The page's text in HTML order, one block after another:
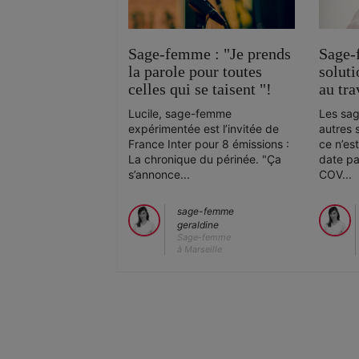
Sage-femme : "Je prends
la parole pour toutes
celles qui se taisent "!
Lucile, sage-femme
expérimentée est l’invitée de
France Inter pour 8 émissions :
La chronique du périnée. "Ça
s’annonce...
sage-femme
geraldine
Sage-femme
à Marseille
au
Les
autres
ce
date
COV...